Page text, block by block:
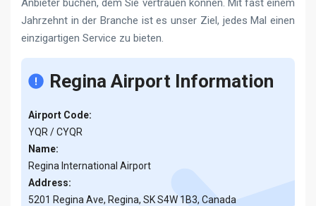
Anbieter buchen, dem Sie vertrauen können. Mit fast einem
Jahrzehnt in der Branche ist es unser Ziel, jedes Mal einen
einzigartigen Service zu bieten.
Regina Airport Information
Airport Code:
YQR / CYQR
Name:
Regina International Airport
Address:
5201 Regina Ave, Regina, SK S4W 1B3, Canada